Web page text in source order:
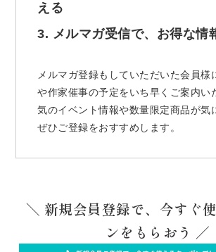
える
3. メルマガ受信で、お得な情
メルマガ登録もしていただいた会員様
や作家催事の予定をいち早くご案内い
気のイベント情報や数量限定商品が気
ぜひご登録をおすすめします。
＼ 新規会員登録で、今すぐ
ンをもらおう ／